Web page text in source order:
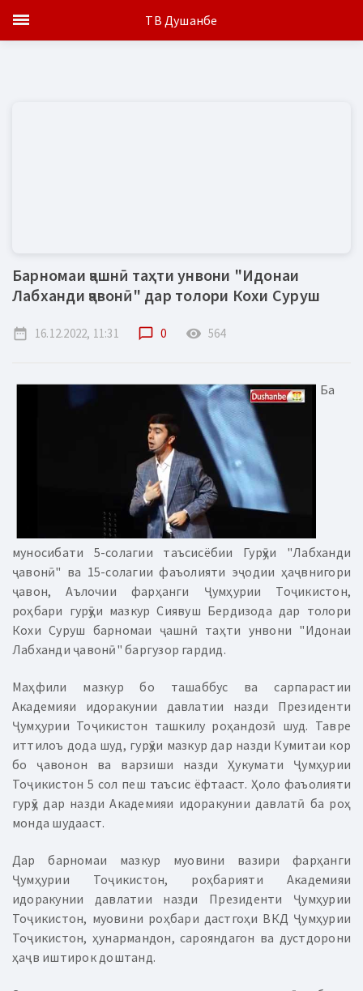
Барномаи ҷашнӣ таҳти унвони "Идонаи
Лабханди ҷавонӣ" дар толори Кохи Суруш
date_range 16.12.2022, 11:31 chat_bubble_outline 0 remove_red_eye 564
Ба
муносибати 5-солагии таъсисёбии Гурӯҳи "Лабханди
ҷавонӣ" ва 15-солагии фаъолияти эҷодии ҳаҷвнигори
ҷавон, Аълочии фарҳанги Ҷумҳурии Тоҷикистон,
роҳбари гурӯҳи мазкур Сиявуш Бердизода дар толори
Кохи Суруш барномаи ҷашнӣ таҳти унвони "Идонаи
Лабханди ҷавонӣ" баргузор гардид.
Маҳфили мазкур бо ташаббус ва сарпарастии
Академияи идоракунии давлатии назди Президенти
Ҷумҳурии Тоҷикистон ташкилу роҳандозӣ шуд. Тавре
иттилоъ дода шуд, гурӯҳи мазкур дар назди Кумитаи кор
бо ҷавонон ва варзиши назди Ҳукумати Ҷумҳурии
Тоҷикистон 5 сол пеш таъсис ёфтааст. Ҳоло фаъолияти
гурӯҳ дар назди Академияи идоракунии давлатӣ ба роҳ
монда шудааст.
Дар барномаи мазкур муовини вазири фарҳанги
Ҷумҳурии Тоҷикистон, роҳбарияти Академияи
идоракунии давлатии назди Президенти Ҷумҳурии
Тоҷикистон, муовини роҳбари дастгоҳи ВКД Ҷумҳурии
Тоҷикистон, ҳунармандон, сарояндагон ва дустдорони
ҳаҷв иштирок доштанд.
ТВ Душанбе